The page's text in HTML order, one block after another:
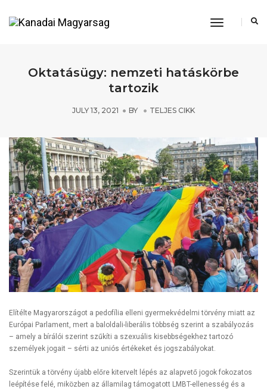
Toggle
Oktatásügy: nemzeti hatáskörbe
tartozik
JULY 13, 2021 BY TELJES CIKK
Elítélte Magyarországot a pedofília elleni gyermekvédelmi törvény miatt az
Európai Parlament, mert a baloldali-liberális többség szerint a szabályozás
– amely a bírálói szerint szűkíti a szexuális kisebbségekhez tartozó
személyek jogait – sérti az uniós értékeket és jogszabályokat.
Szerintük a törvény újabb előre kitervelt lépés az alapvető jogok fokozatos
leépítése felé, miközben az államilag támogatott LMBT-ellenesség és a